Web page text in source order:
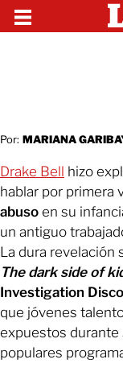
Por: MARIANA
Drake Bell hizo
hablar por primera
abuso en su
un antiguo
La dura revelación
The dark side of
Investigation
que jóvenes
expuestos durante
populares